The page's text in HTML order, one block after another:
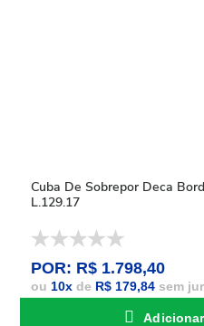
Cuba De Sobrepor Deca
L.129.17
POR: R$ 1.798,40
ou 10x de R$ 179,84 sem